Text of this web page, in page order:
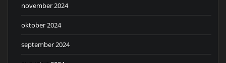
november 2024
oktober 2024
september 2024